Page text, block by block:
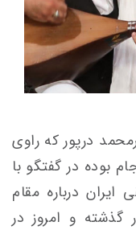
درپور که راوی
بوده در گفتگو با
ایران درباره مقام
گذشته و امروز در